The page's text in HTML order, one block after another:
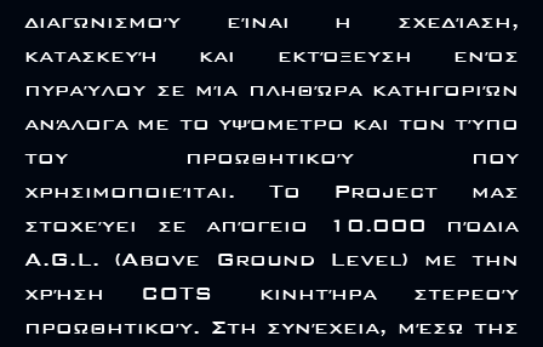
διαγωνισμού είναι η σχεδίαση,
κατασκευή και εκτόξευση ενός
πυραύλου σε μία πληθώρα κατηγοριών
ανάλογα με το υψόμετρο και τον τύπο
του προωθητικού που
χρησιμοποιείται. Το Project μας
στοχεύει σε απόγειο 10.000 πόδια
A.G.L. (Above Ground Level) με την
χρήση COTS κινητήρα στερεού
προωθητικού. Στη συνέχεια, μέσω της